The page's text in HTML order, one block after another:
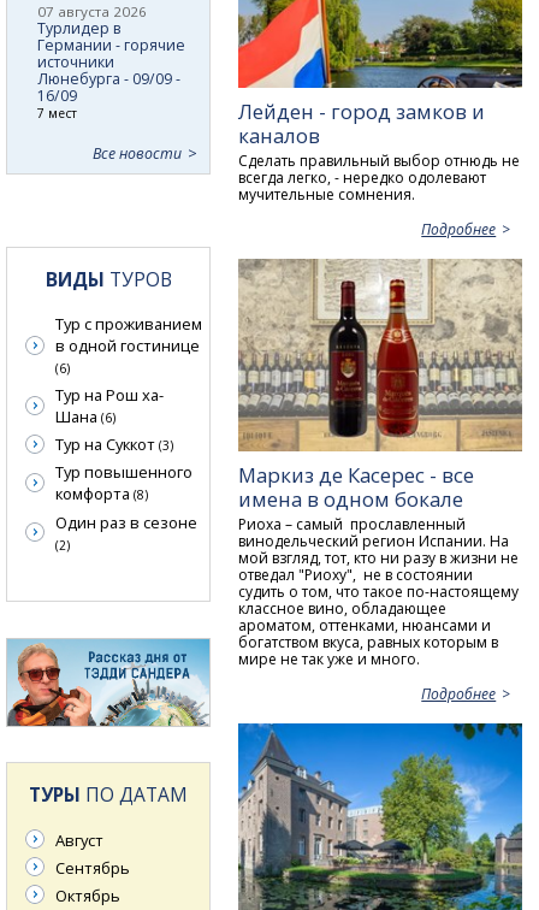
Лейден - город замков и
каналов
Сделать правильный выбор отнюдь не
всегда легко, - нередко одолевают
мучительные сомнения.
Подробнее
Маркиз де Касерес - все
имена в одном бокале
Риоха – самый прославленный
винодельческий регион Испании. На
мой взгляд, тот, кто ни разу в жизни не
отведал "Риоху", не в состоянии
судить о том, что такое по-настоящему
классное вино, обладающее
ароматом, оттенками, нюансами и
богатством вкуса, равных которым в
мире не так уже и много.
Подробнее
07 августа 2026
Турлидер в
Германии - горячие
источники
Люнебурга - 09/09 -
16/09
7 мест
Все новости
ВИДЫ ТУРОВ
Тур с проживанием
в одной гостинице
(6)
Тур на Рош ха-
Шана (6)
Тур на Суккот (3)
Тур повышенного
комфорта (8)
Один раз в сезоне
(2)
ТУРЫ ПО ДАТАМ
Август
Сентябрь
Октябрь